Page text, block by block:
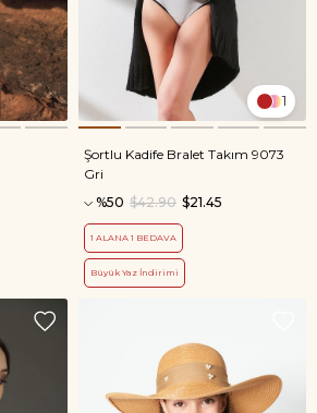
1
Şortlu Kadife Bralet Takım 9073
Gri
%50
$21.45
$42.90
1 ALANA 1 BEDAVA
Büyük Yaz İndirimi